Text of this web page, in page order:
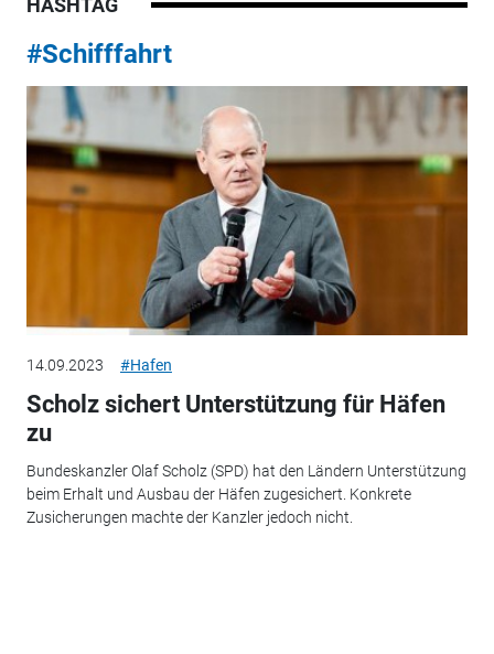
HASHTAG
#Schifffahrt
14.09.2023 #Hafen
Scholz sichert Unterstützung für Häfen
zu
Bundeskanzler Olaf Scholz (SPD) hat den Ländern Unterstützung
beim Erhalt und Ausbau der Häfen zugesichert. Konkrete
Zusicherungen machte der Kanzler jedoch nicht.